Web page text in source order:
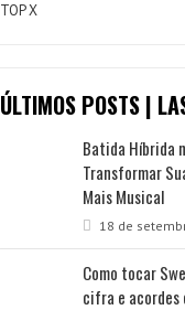
TOP X
ÚLTIMOS POSTS |
Batida Híbrida
Transformar
Mais Musical
18 de
Como tocar
cifra e acordes